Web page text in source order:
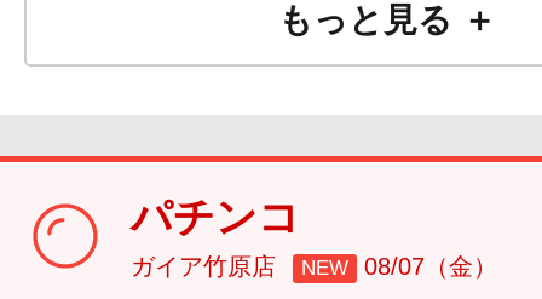
もっと見る ＋
パチンコ
ガイア竹原店 NEW 08/07（金）